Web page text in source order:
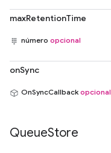
maxRetentionTime
número opcional
onSync
OnSyncCallback opcional
QueueStore